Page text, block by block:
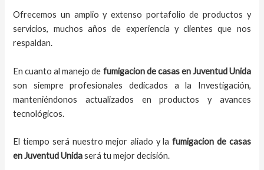
Ofrecemos un amplio y extenso portafolio de productos y
servicios, muchos años de experiencia y clientes que nos
respaldan.
En cuanto almanejo de fumigacion de casasenJuventud Unida
son siempre profesionales dedicados a la Investigación,
manteniéndonos actualizados en productos y avances
tecnológicos.
El tiempo será nuestro mejor aliado yla fumigacion de casas
enJuventud Unidaserá tu mejor decisión.